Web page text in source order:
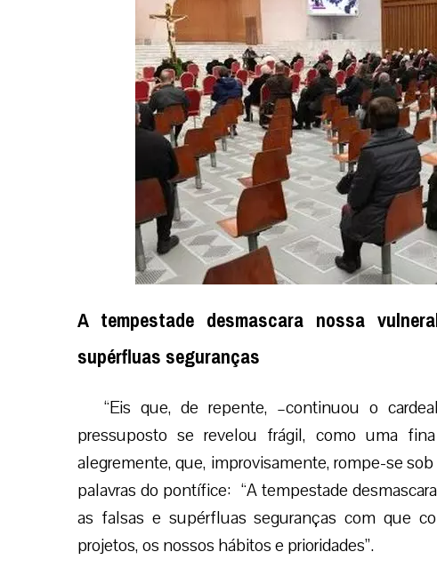
A tempestade desmascara nossa
supérfluas seguranças
“Eis que, de repente, –continuou o
pressuposto se revelou frágil, como uma
alegremente, que, improvisamente, rompe-se
palavras do pontífice: “A tempestade
as falsas e supérfluas seguranças com que
projetos, os nossos hábitos e prioridades”.